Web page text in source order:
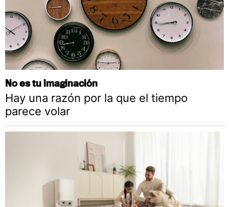
No es tu imaginación
Hay una razón por la que el tiempo
parece volar